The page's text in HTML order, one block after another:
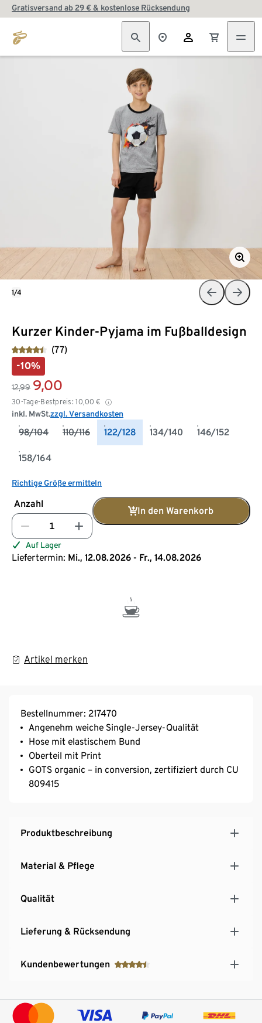
Gratisversand ab 29 € & kostenlose Rücksendung
Kurzer Kinder-Pyjama im Fußballdesign
(77)
-10%
12,99 9,00
30-Tage-Bestpreis: 10,00 €
inkl. MwSt.zzgl. Versandkosten
98/104 110/116 122/128 134/140 146/152
158/164
Richtige Größe ermitteln
Anzahl
In den Warenkorb
Auf Lager
Liefertermin: Mi., 12.08.2026 - Fr., 14.08.2026
Artikel merken
1/4
Bestellnummer: 217470
Angenehm weiche Single-Jersey-Qualität
Hose mit elastischem Bund
Oberteil mit Print
GOTS organic – in conversion, zertifiziert durch CU
809415
Produktbeschreibung
Material & Pflege
Qualität
Lieferung & Rücksendung
Kundenbewertungen